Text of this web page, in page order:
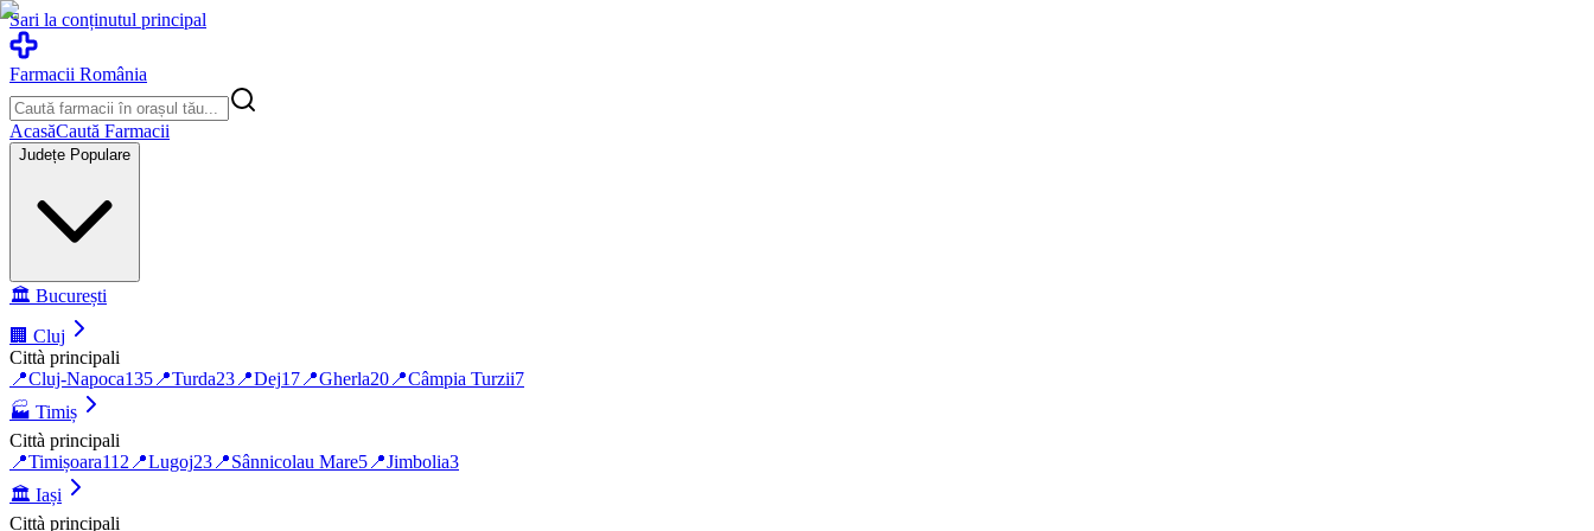
Sari la conținutul principal
Farmacii România
AcasăCaută Farmacii
Județe Populare
🏛️ București
🏢 Cluj
Città principali
📍Cluj-Napoca135 📍Turda23 📍Dej17 📍Gherla20 📍Câmpia Turzii7
🏭 Timiș
Città principali
📍Timișoara112 📍Lugoj23 📍Sânnicolau Mare5 📍Jimbolia3
🏛️ Iași
Città principali